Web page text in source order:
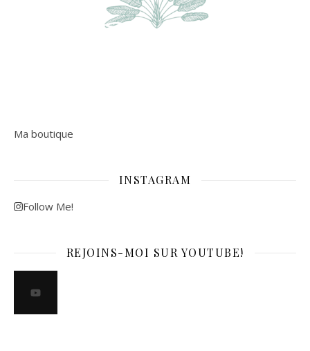
Ma boutique
INSTAGRAM
Follow Me!
REJOINS-MOI SUR YOUTUBE!